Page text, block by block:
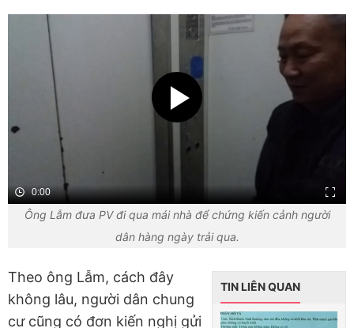
0:00
Ông Lẫm đưa PV đi qua mái nhà để chứng kiến cảnh người
dân hàng ngày trải qua.
TIN LIÊN QUAN
Theo ông Lẫm, cách đây
không lâu, người dân chung
cư cũng có đơn kiến nghị gửi